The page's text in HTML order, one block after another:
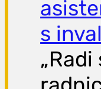
s
„Radi